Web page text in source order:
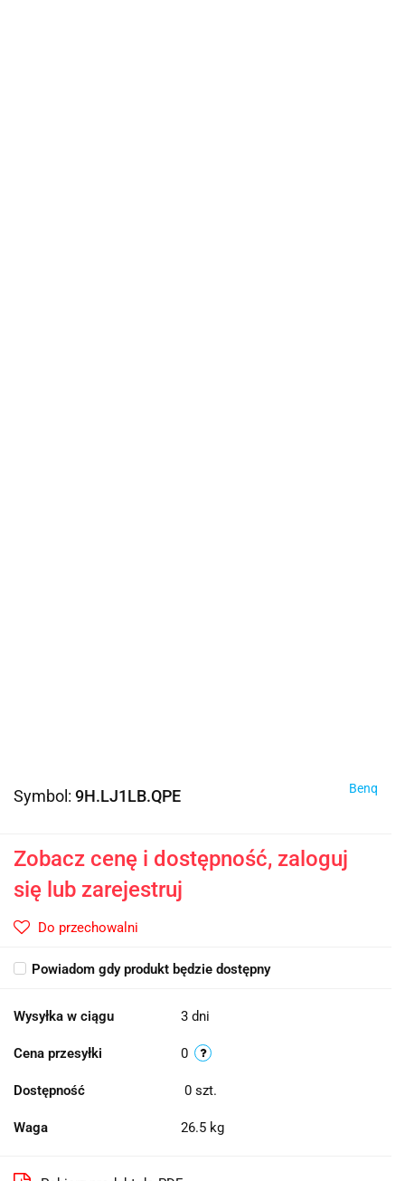
Symbol: 9H.LJ1LB.QPE Benq
Zobacz cenę i dostępność, zaloguj
się lub zarejestruj
Do przechowalni
Powiadom gdy produkt będzie dostępny
Wysyłka w ciągu 3 dni
Cena przesyłki 0
Dostępność 0 szt.
Waga 26.5 kg